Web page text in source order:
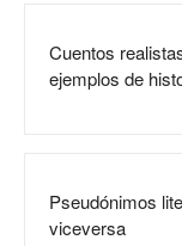
Cuentos
ejemplos de
Pseudónimos
viceversa